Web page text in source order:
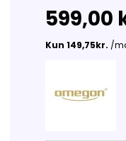
599,00